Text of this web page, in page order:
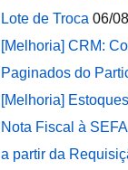
Lote de Troca 06/
[Melhoria] CRM:
Paginados do
[Melhoria]
Nota Fiscal à
a partir da